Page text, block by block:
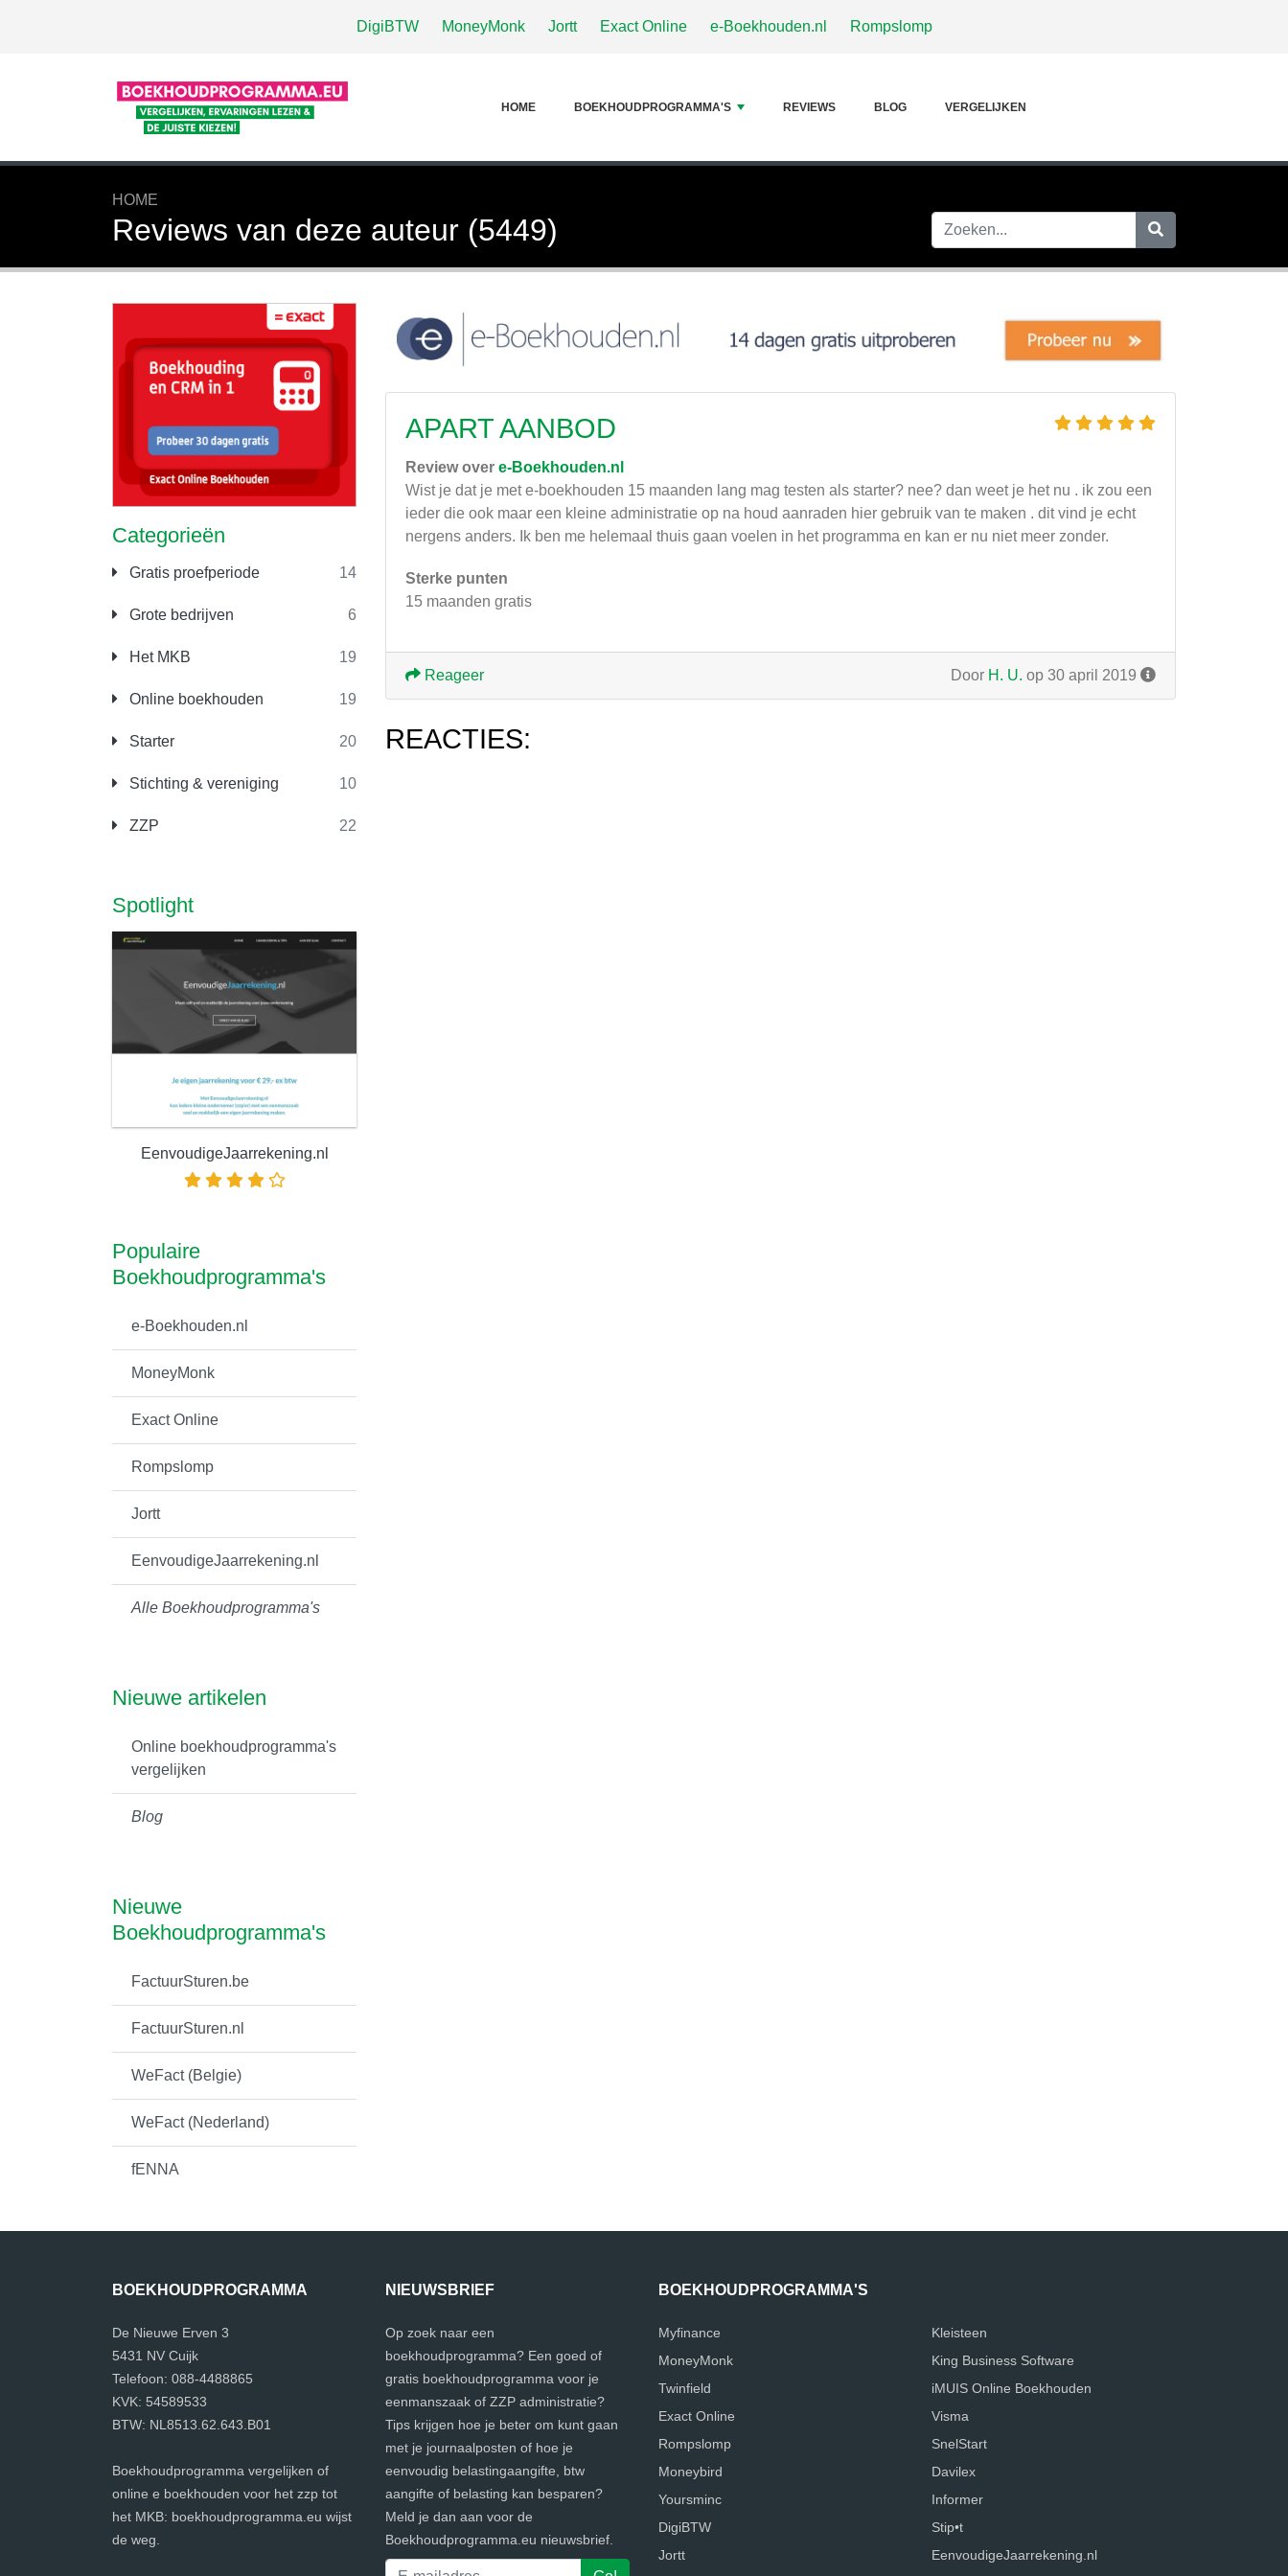
DigiBTW MoneyMonk Jortt Exact Online e-Boekhouden.nl Rompslomp
HOME BOEKHOUDPROGRAMMA'S REVIEWS BLOG VERGELIJKEN
HOME
Reviews van deze auteur (5449)
Categorieën
Gratis proefperiode 14
Grote bedrijven 6
Het MKB 19
Online boekhouden 19
Starter 20
Stichting & vereniging 10
ZZP 22
Spotlight
EenvoudigeJaarrekening.nl
Populaire
Boekhoudprogramma's
e-Boekhouden.nl
MoneyMonk
Exact Online
Rompslomp
Jortt
EenvoudigeJaarrekening.nl
Alle Boekhoudprogramma's
Nieuwe artikelen
Online boekhoudprogramma's
vergelijken
Blog
Nieuwe
Boekhoudprogramma's
FactuurSturen.be
FactuurSturen.nl
WeFact (Belgie)
WeFact (Nederland)
fENNA
APART AANBOD
Review over e-Boekhouden.nl
Wist je dat je met e-boekhouden 15 maanden lang mag testen als starter? nee? dan weet je het nu . ik zou een
ieder die ook maar een kleine administratie op na houd aanraden hier gebruik van te maken . dit vind je echt
nergens anders. Ik ben me helemaal thuis gaan voelen in het programma en kan er nu niet meer zonder.
Sterke punten
15 maanden gratis
Door H. U. op 30 april 2019
Reageer
REACTIES:
BOEKHOUDPROGRAMMA
De Nieuwe Erven 3
5431 NV Cuijk
Telefoon: 088-4488865
KVK: 54589533
BTW: NL8513.62.643.B01
Boekhoudprogramma vergelijken of
online e boekhouden voor het zzp tot
het MKB: boekhoudprogramma.eu wijst
de weg.
NIEUWSBRIEF
Op zoek naar een
boekhoudprogramma? Een goed of
gratis boekhoudprogramma voor je
eenmanszaak of ZZP administratie?
Tips krijgen hoe je beter om kunt gaan
met je journaalposten of hoe je
eenvoudig belastingaangifte, btw
aangifte of belasting kan besparen?
Meld je dan aan voor de
Boekhoudprogramma.eu nieuwsbrief.
BOEKHOUDPROGRAMMA'S
Myfinance
MoneyMonk
Twinfield
Exact Online
Rompslomp
Moneybird
Yoursminc
DigiBTW
Jortt
Kleisteen
King Business Software
iMUIS Online Boekhouden
Visma
SnelStart
Davilex
Informer
Stip•t
EenvoudigeJaarrekening.nl